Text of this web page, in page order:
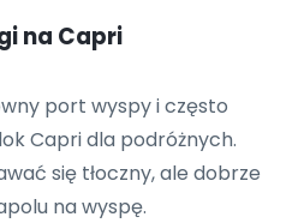
na Capri
port wyspy i często
Capri dla podróżnych.
się tłoczny, ale dobrze
na wyspę.